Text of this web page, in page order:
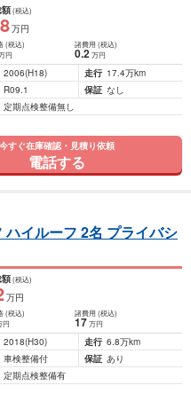
(税込)
万円
(税込)
円
諸費用 (税込)
0.2 万円
2006(H18) 走行 17.4万km
R09.1 保証 なし
定期点検整備無し
今すぐ在庫確認・見積り依頼
電話する
イルーフ 2名 プライバシ
(税込)
万円
(税込)
円
諸費用 (税込)
17 万円
2018(H30) 走行 6.8万km
車検整備付 保証 あり
定期点検整備有